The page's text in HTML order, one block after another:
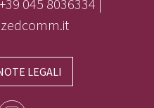
045 8036334 |
LEGALI